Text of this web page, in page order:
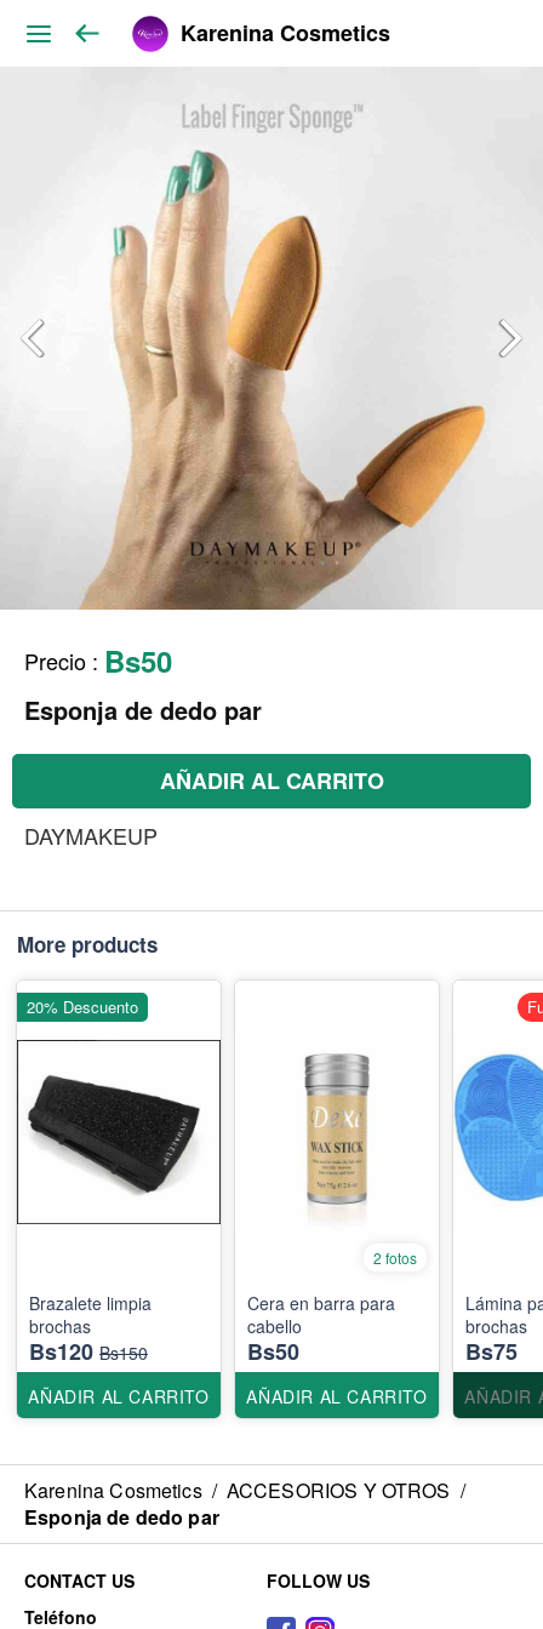
Karenina Cosmetics
Precio : Bs50
Esponja de dedo par
AÑADIR AL CARRITO
DAYMAKEUP
More products
Brazalete limpia
brochas
Bs120 Bs150
AÑADIR AL CARRITO
20% Descuento
2 fotos
Cera en barra para
cabello
Bs50
AÑADIR AL CARRITO
Lámina
brochas
Bs75
AÑADIR
Karenina Cosmetics / ACCESORIOS Y OTROS /
Esponja de dedo par
CONTACT US
Teléfono
FOLLOW US